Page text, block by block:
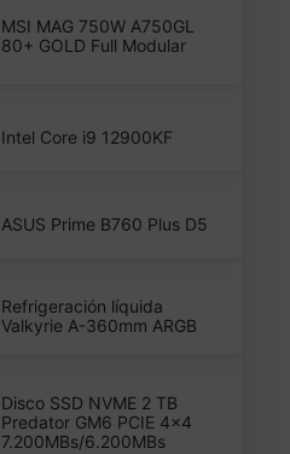
MSI MAG 750W A750GL
80+ GOLD Full Modular
Intel Core i9 12900KF
ASUS Prime B760 Plus D5
Refrigeración líquida
Valkyrie A-360mm ARGB
Disco SSD NVME 2 TB
Predator GM6 PCIE 4×4
7.200MBs/6.200MBs